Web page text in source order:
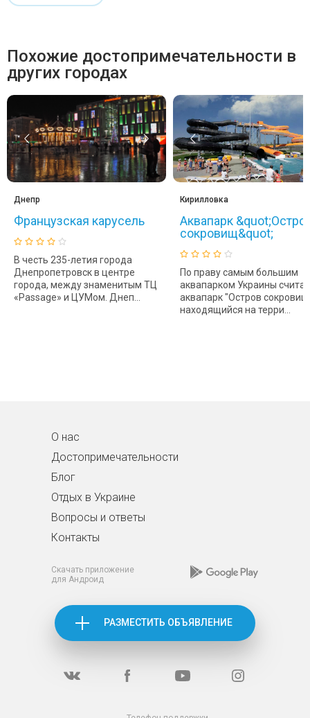
Похожие достопримечательности в
других городах
Днепр
Французская карусель
В честь 235-летия города
Днепропетровск в центре
города, между знаменитым ТЦ
«Passage» и ЦУМом. Днеп...
Кирилловка
Аквапарк
сокровищ&quot;
По праву самым большим
аквапарком Украины
аквапарк "Остров
находящийся на терри...
О нас
Достопримечательности
Блог
Отдых в Украине
Вопросы и ответы
Контакты
Скачать приложение
для Андроид
РАЗМЕСТИТЬ ОБЪЯВЛЕНИЕ